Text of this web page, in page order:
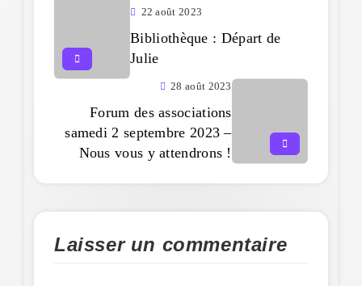
22 août 2023
Bibliothèque : Départ de
Julie
28 août 2023
Forum des associations
samedi 2 septembre 2023 –
Nous vous y attendrons !
Laisser un commentaire